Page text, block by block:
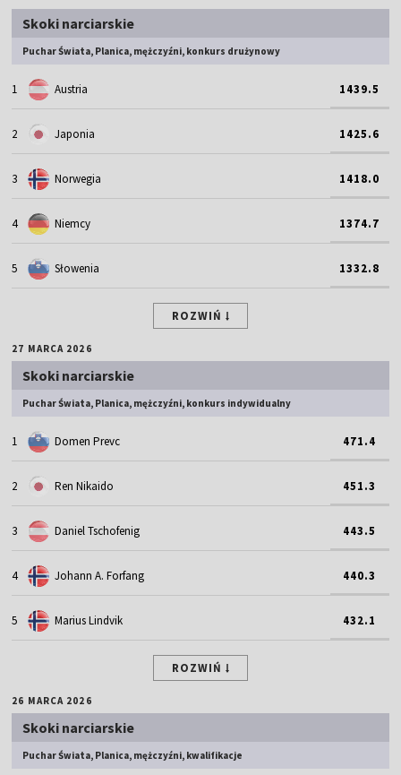
Skoki narciarskie
Puchar Świata, Planica, mężczyźni, konkurs drużynowy
1 Austria 1439.5
2 Japonia 1425.6
3 Norwegia 1418.0
4 Niemcy 1374.7
5 Słowenia 1332.8
ROZWIŃ
27 MARCA 2026
Skoki narciarskie
Puchar Świata, Planica, mężczyźni, konkurs indywidualny
1 Domen Prevc 471.4
2 Ren Nikaido 451.3
3 Daniel Tschofenig 443.5
4 Johann A. Forfang 440.3
5 Marius Lindvik 432.1
ROZWIŃ
26 MARCA 2026
Skoki narciarskie
Puchar Świata, Planica, mężczyźni, kwalifikacje